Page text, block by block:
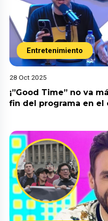
Entretenimiento
28 Oct 2025
¡”Good Time” no va
fin del programa en el